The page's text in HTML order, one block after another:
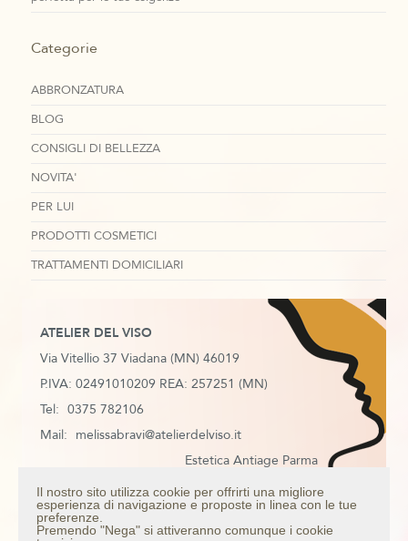
Categorie
ABBRONZATURA
BLOG
CONSIGLI DI BELLEZZA
NOVITA'
PER LUI
PRODOTTI COSMETICI
TRATTAMENTI DOMICILIARI
ATELIER DEL VISO
Via Vitellio 37 Viadana (MN) 46019
P.IVA: 02491010209 REA: 257251 (MN)
Tel: 0375 782106
Mail: melissabravi@atelierdelviso.it
Estetica Antiage Parma
Estetica Antiage Mantova
Estetica Antiage Colorno
Estetica Antiage Casalmaggiore
Il nostro sito utilizza cookie per offrirti una migliore
esperienza di navigazione e proposte in linea con le tue
preferenze.
Premendo "Nega" si attiveranno comunque i cookie